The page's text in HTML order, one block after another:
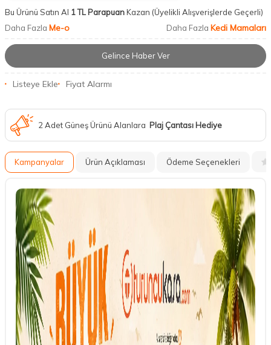
Bu Ürünü Satın Al 1 TL ParapuanKazan (Üyelikli Alışverişlerde Geçerli)
Daha Fazla Me-o Daha Fazla Kedi Mamaları
Gelince Haber Ver
Listeye Ekle Fiyat Alarmı
2 Adet Güneş Ürünü Alanlara Plaj Çantası Hediye
Kampanyalar Ürün Açıklaması Ödeme Seçenekleri